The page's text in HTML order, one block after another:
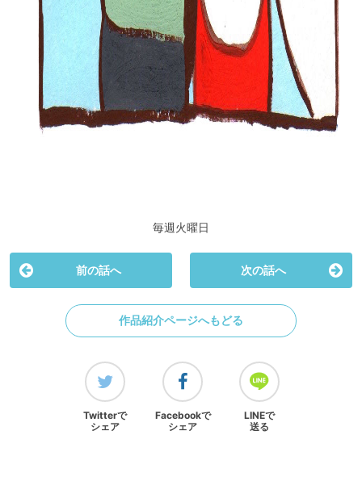
毎週火曜日
前の話へ 次の話へ
作品紹介ページへもどる
Twitterで
シェア
Facebookで
シェア
LINEで
送る